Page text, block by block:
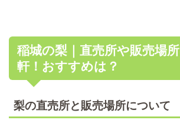
稲城の梨｜直売所や販売場
軒！おすすめは？
梨の直売所と販売場所について